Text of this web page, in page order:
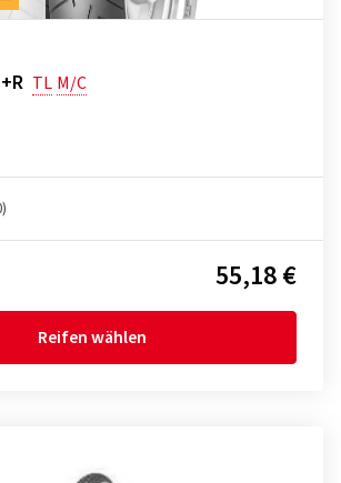
TL M/C
55,18 €
Reifen wählen